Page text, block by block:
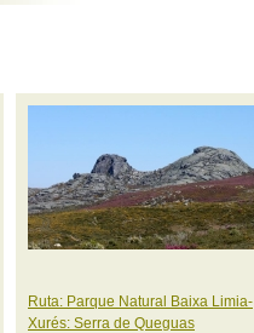
Ruta: Parque Natural Baixa Limia-
Xurés: Serra de Queguas